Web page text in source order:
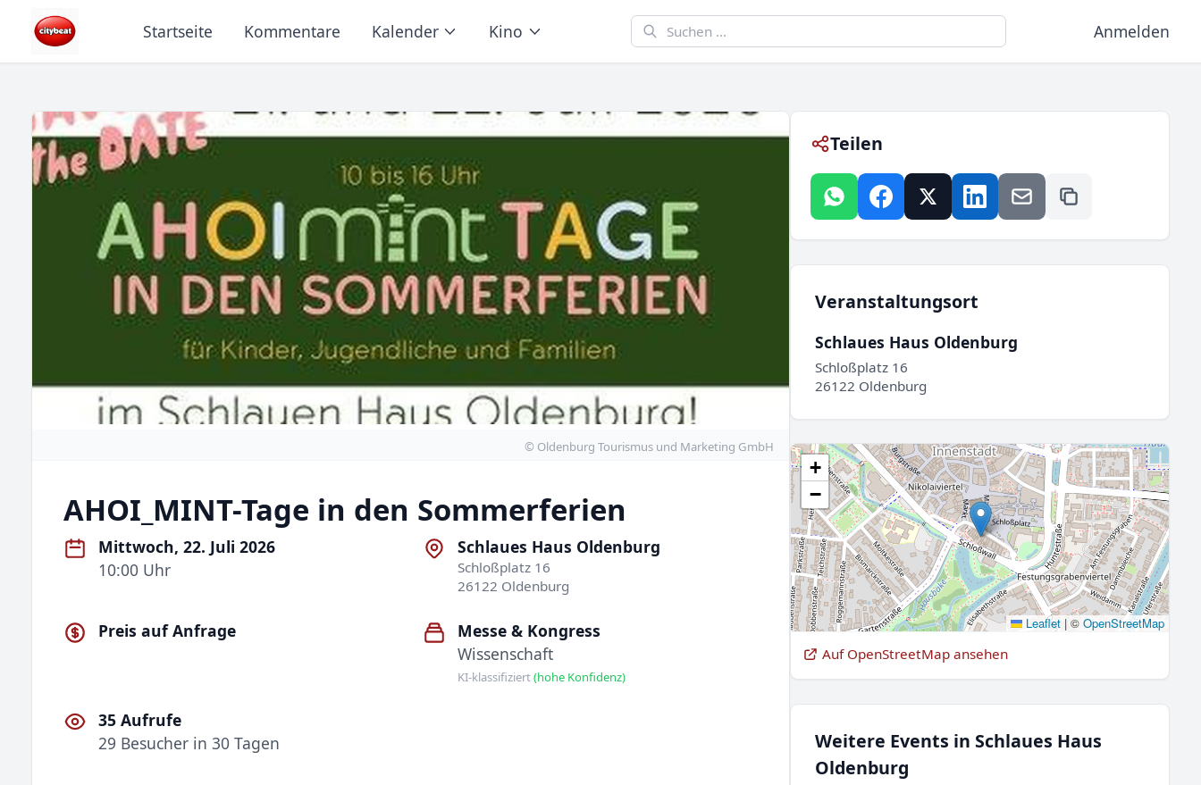
Startseite Kommentare Kalender Kino Anmelden
© Oldenburg Tourismus und Marketing GmbH
AHOI_MINT-Tage in den Sommerferien
Mittwoch, 22. Juli 2026
10:00 Uhr
Schlaues Haus Oldenburg
Schloßplatz 16
26122 Oldenburg
Preis auf Anfrage
Messe & Kongress
Wissenschaft
KI-klassifiziert(hohe Konfidenz)
35 Aufrufe
29 Besucher in 30 Tagen
Teilen
Veranstaltungsort
Schlaues Haus Oldenburg
Schloßplatz 16
26122 Oldenburg
+
−
Leaflet |© OpenStreetMap
Auf OpenStreetMap ansehen
Weitere Events in Schlaues Haus
Oldenburg